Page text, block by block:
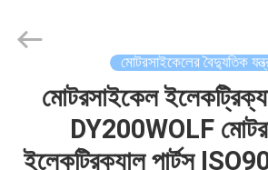
পণ্য
Parts
মোটরসাইকেলের বৈদ্যুতিক
মোটরসাইকেল
DY200WOLF
ইলেকট্রিক্যাল পার্টস